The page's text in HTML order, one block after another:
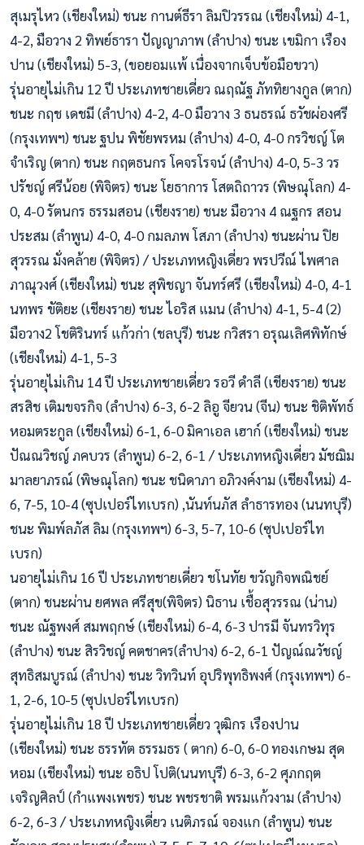
สุเมรุไหว (เชียงใหม่) ชนะ กานต์ธีรา ลิมปิวรรณ (เชียงใหม่) 4-1,
4-2, มือวาง 2 ทิพย์ธารา ปัญญาภาพ (ลำปาง) ชนะ เขมิกา เรือง
ปาน (เชียงใหม่) 5-3, (ขอยอมแพ้ เนื่องจากเจ็บข้อมือขวา)
รุ่นอายุไม่เกิน 12 ปี ประเภทชายเดี่ยว ณฤณัฐ ภัททิยางกูล (ตาก)
ชนะ กฤช เดชมี (ลำปาง) 4-2, 4-0 มือวาง 3 ธนธรณ์ ธวัชผ่องศรี
(กรุงเทพฯ) ชนะ ฐปน พิชัยพรหม (ลำปาง) 4-0, 4-0 กรวิชญ์ โต
จำเริญ (ตาก) ชนะ กฤตธนกร โคจรโรจน์ (ลำปาง) 4-0, 5-3 วร
ปรัชญ์ ศรีน้อย (พิจิตร) ชนะ โยธาการ โสตถิถาวร (พิษณุโลก) 4-
0, 4-0 รัตนกร ธรรมสอน (เชียงราย) ชนะ มือวาง 4 ณฐกร สอน
ประสม (ลำพูน) 4-0, 4-0 กมลภพ โสภา (ลำปาง) ชนะผ่าน ปิย
สุวรรณ มั่งคล้าย (พิจิตร) / ประเภทหญิงเดี่ยว พรปวีณ์ ไพศาล
ภาณุวงศ์ (เชียงใหม่) ชนะ สุพิชญา จันทร์ศรี (เชียงใหม่) 4-0, 4-1
นทพร ขัติยะ (เชียงราย) ชนะ ไอริส แมน (ลำปาง) 4-1, 5-4 (2)
มือวาง2 โชติรินทร์ แก้วก่า (ชลบุรี) ชนะ กวิสรา อรุณเลิศพิทักษ์
(เชียงใหม่) 4-1, 5-3
รุ่นอายุไม่เกิน 14 ปี ประเภทชายเดี่ยว รอวี ดำลี (เชียงราย) ชนะ
สรสิช เติมขจรกิจ (ลำปาง) 6-3, 6-2 ลิอู จียวน (จีน) ชนะ ชิติพัทธ์
หอมตระกูล (เชียงใหม่) 6-1, 6-0 มิคาเอล เฮาก์ (เชียงใหม่) ชนะ
ปัณณวิชญ์ ภคบวร (ลำพูน) 6-2, 6-1 / ประเภทหญิงเดี่ยว มัชฌิม
มาลยาภรณ์ (พิษณุโลก) ชนะ ชนิดาภา อภิวงค์งาม (เชียงใหม่) 4-
6, 7-5, 10-4 (ซุปเปอร์ไทเบรก) ,นันท์นภัส ลำธารทอง (นนทบุรี)
ชนะ พิมพ์ลภัส ลิม (กรุงเทพฯ) 6-3, 5-7, 10-6 (ซุปเปอร์ไท
เบรก)
นอายุไม่เกิน 16 ปี ประเภทชายเดี่ยว ชโนทัย ขวัญกิจพณิชย์
(ตาก) ชนะผ่าน ยศพล ศรีสุข(พิจิตร) นิธาน เชื้อสุวรรณ (น่าน)
ชนะ ณัฐพงศ์ สมพฤกษ์ (เชียงใหม่) 6-4, 6-3 ปารมี จันทรวิทุร
(ลำปาง) ชนะ สิรวิชญ์ คตชาคร(ลำปาง) 6-2, 6-1 ปัญณ์ณวัชญ์
สุทธิสมบูรณ์ (ลำปาง) ชนะ วิทวินท์ อุปริพุทธิพงศ์ (กรุงเทพฯ) 6-
1, 2-6, 10-5 (ซุปเปอร์ไทเบรก)
รุ่นอายุไม่เกิน 18 ปี ประเภทชายเดี่ยว วุฒิกร เรืองปาน
(เชียงใหม่) ชนะ ธรรทัต ธรรมธร ( ตาก) 6-0, 6-0 ทองเกษม สุด
หอม (เชียงใหม่) ชนะ อธิป โปติ(นนทบุรี) 6-3, 6-2 ศุภกฤต
เจริญศิลป์ (กำแพงเพชร) ชนะ พชรชาติ พรมแก้วงาม (ลำปาง)
6-2, 6-3 / ประเภทหญิงเดี่ยว เนติภรณ์ จองแก (ลำพูน) ชนะ